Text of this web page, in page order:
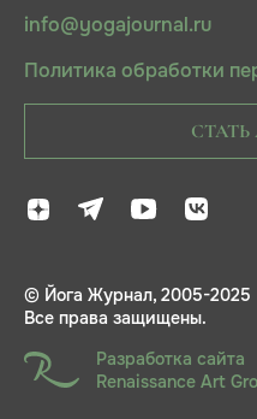
info@yogajournal.ru
Политика обработки
© Йога Журнал, 2005-2025
Все права защищены.
Разработка сайта
Renaissance Art